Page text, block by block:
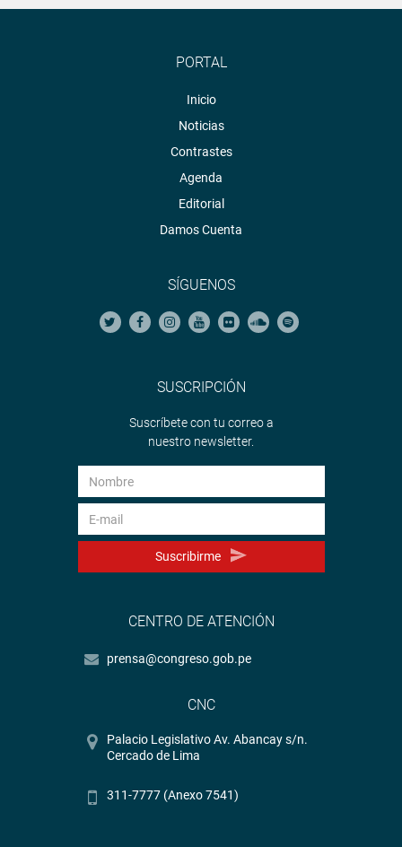
PORTAL
Inicio
Noticias
Contrastes
Agenda
Editorial
Damos Cuenta
SÍGUENOS
SUSCRIPCIÓN
Suscríbete con tu correo a
nuestro newsletter.
Suscribirme
CENTRO DE ATENCIÓN
prensa@congreso.gob.pe
CNC
Palacio Legislativo Av. Abancay s/n.
Cercado de Lima
311-7777 (Anexo 7541)